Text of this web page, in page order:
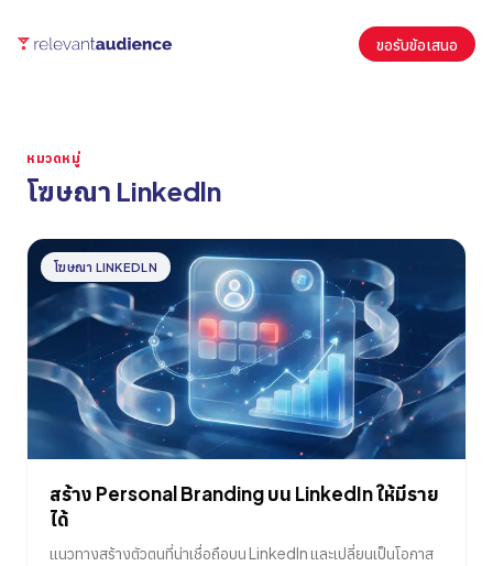
ขอรับข้อเสนอ
หมวดหมู่
โฆษณา Linkedln
บทความ
โฆษณา LINKEDLN
สร้าง Personal Branding บน LinkedIn ให้มีราย
ได้
แนวทางสร้างตัวตนที่น่าเชื่อถือบน LinkedIn และเปลี่ยนเป็นโอกาส